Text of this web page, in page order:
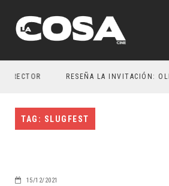
TAG: SLUGFEST
15/12/2021